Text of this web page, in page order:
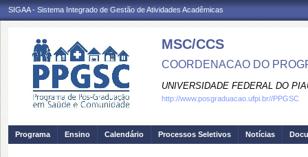
SIGAA - Sistema Integrado de Gestão de Atividades Acadêmicas
MSC/CCS
COORDENACAO DO
UNIVERSIDADE FEDERAL DO
http://www.posgraduacao.ufpi.br//PPGSC
Programa Ensino Calendário Processos Seletivos Notícias